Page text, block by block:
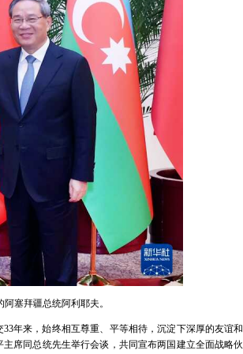
塞拜疆总统阿利耶夫。
年来，始终相互尊重、平等相待，沉淀下深厚的友谊和
席同总统先生举行会谈，共同宣布两国建立全面战略伙